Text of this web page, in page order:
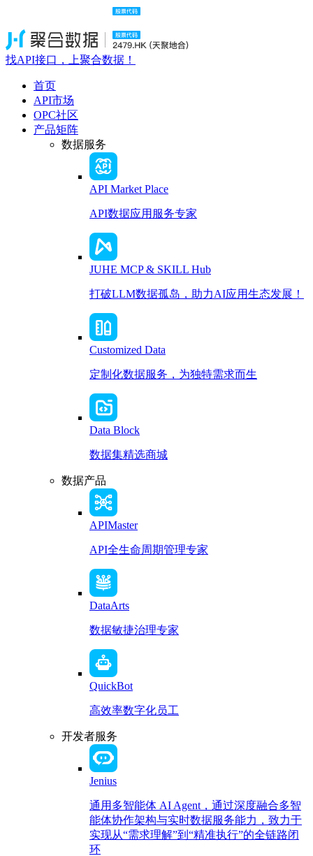
找API接口，上聚合数据！
首页
API市场
OPC社区
产品矩阵
数据服务
API Market Place
API数据应用服务专家
JUHE MCP & SKILL Hub
打破LLM数据孤岛，助力AI应用生态发展！
Customized Data
定制化数据服务，为独特需求而生
Data Block
数据集精选商城
数据产品
APIMaster
API全生命周期管理专家
DataArts
数据敏捷治理专家
QuickBot
高效率数字化员工
开发者服务
Jenius
通用多智能体 AI Agent，通过深度融合多智
能体协作架构与实时数据服务能力，致力于
实现从“需求理解”到“精准执行”的全链路闭
环